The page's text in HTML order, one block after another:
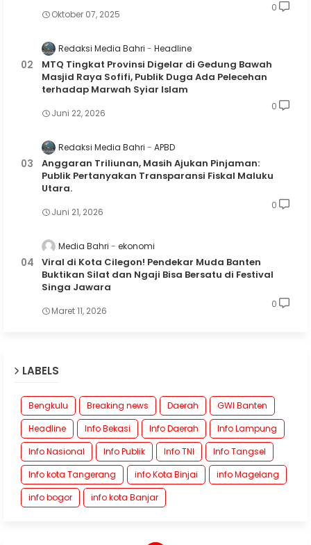
Oktober 07, 2025
0
Redaksi Media Bahri Headline
MTQ Tingkat Provinsi Digelar di Gedung Bawah
Masjid Raya Sofifi, Publik Duga Ada Pelecehan
terhadap Marwah Syiar Islam
Juni 22, 2026
0
Redaksi Media Bahri APBD
Anggaran Triliunan, Masih Ajukan Pinjaman:
Publik Pertanyakan Transparansi Fiskal Maluku
Utara.
Juni 21, 2026
0
Media Bahri ekonomi
Viral di Kota Cilegon! Pendekar Muda Banten
Buktikan Silat dan Ngaji Bisa Bersatu di Festival
Singa Jawara
Maret 11, 2026
0
LABELS
Bengkulu Breaking news Daerah
GWI Banten
Headline
Info Bekasi Info Daerah
Info Lampung
Info Nasional
Info Publik Info TNI
Info Tangsel
Info kota Tangerang
info Kota Binjai
info Magelang
info bogor
info kota Banjar